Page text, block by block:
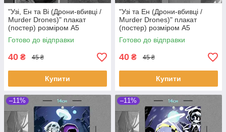
"Узі, Ен та Ві (Дрони-вбивці /
Murder Drones)" плакат
(постер) розміром А5
(20х14см)
Готово до відправки
40 ₴ 45 ₴
Купити
"Узі та Ен (Дрони-вбивці /
Murder Drones)" плакат
(постер) розміром А5
(14х20см)
Готово до відправки
40 ₴ 45 ₴
Купити
–11% –11%